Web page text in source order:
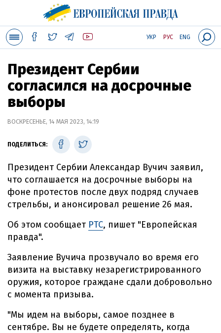
УКР РУС ENG
Президент Сербии
согласился на досрочные
выборы
ВОСКРЕСЕНЬЕ, 14 МАЯ 2023, 14:19
ПОДЕЛИТЬСЯ:
Президент Сербии Александар Вучич заявил,
что соглашается на досрочные выборы на
фоне протестов после двух подряд случаев
стрельбы, и анонсировал решение 26 мая.
Об этом сообщает РТС, пишет "Европейская
правда".
Заявление Вучича прозвучало во время его
визита на выставку незарегистрированного
оружия, которое граждане сдали добровольно
с момента призыва.
"Мы идем на выборы, самое позднее в
сентябре. Вы не будете определять, когда